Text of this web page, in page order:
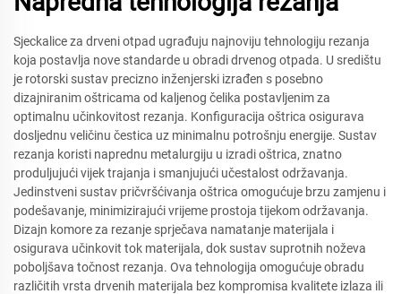
Sjeckalice za drveni otpad ugrađuju najnoviju tehnologiju rezanja
koja postavlja nove standarde u obradi drvenog otpada. U središtu
je rotorski sustav precizno inženjerski izrađen s posebno
dizajniranim oštricama od kaljenog čelika postavljenim za
optimalnu učinkovitost rezanja. Konfiguracija oštrica osigurava
dosljednu veličinu čestica uz minimalnu potrošnju energije. Sustav
rezanja koristi naprednu metalurgiju u izradi oštrica, znatno
produljujući vijek trajanja i smanjujući učestalost održavanja.
Jedinstveni sustav pričvršćivanja oštrica omogućuje brzu zamjenu i
podešavanje, minimizirajući vrijeme prostoja tijekom održavanja.
Dizajn komore za rezanje sprječava namatanje materijala i
osigurava učinkovit tok materijala, dok sustav suprotnih noževa
poboljšava točnost rezanja. Ova tehnologija omogućuje obradu
različitih vrsta drvenih materijala bez kompromisa kvalitete izlaza ili